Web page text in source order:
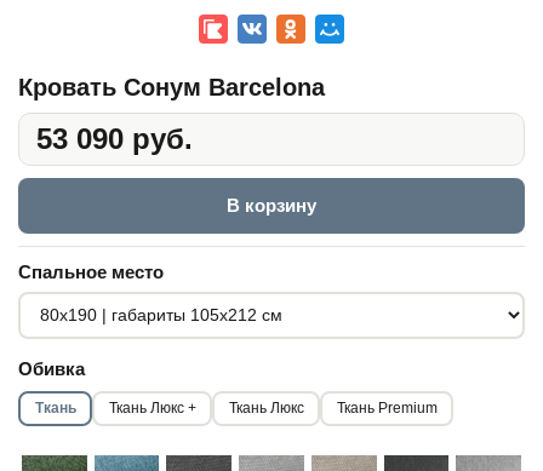
Кровать Сонум Barcelona
53 090 руб.
В корзину
Спальное место
Обивка
Ткань Ткань Люкс + Ткань Люкс Ткань Premium